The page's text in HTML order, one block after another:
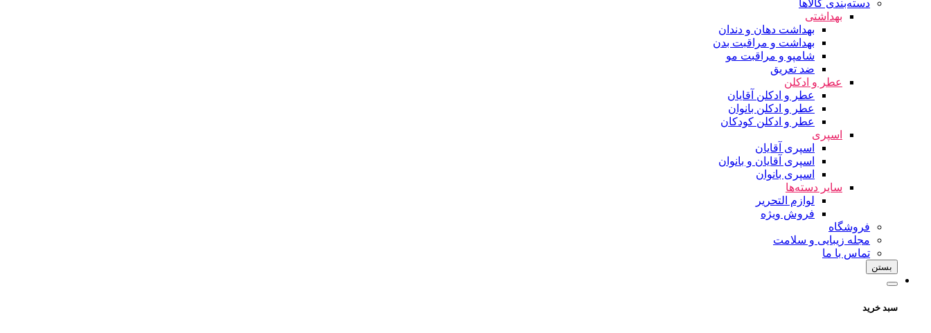
دسته‌بندی کالاها
بهداشتی
بهداشت دهان و دندان
بهداشت و مراقبت بدن
شامپو و مراقبت مو
ضد تعریق
عطر و ادکلن
عطر و ادکلن آقایان
عطر و ادکلن بانوان
عطر و ادکلن کودکان
اسپری
اسپری آقایان
اسپری آقایان و بانوان
اسپری بانوان
سایر دسته‌ها
لوازم التحریر
فروش ویژه
فروشگاه
مجله زیبایی و سلامت
تماس با ما
بستن
سبد خرید